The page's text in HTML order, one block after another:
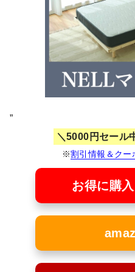
”
5000円セール
※割引情報＆クー
お得に購入